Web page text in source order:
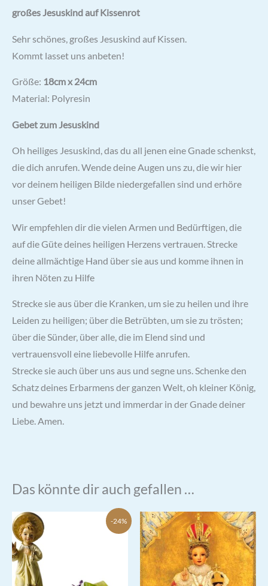
großes Jesuskind auf Kissenrot
Sehr schönes, großes Jesuskind auf Kissen.
Kommt lasset uns anbeten!
Größe: 18cm x 24cm
Material: Polyresin
Gebet zum Jesuskind
Oh heiliges Jesuskind, das du all jenen eine Gnade schenkst,
die dich anrufen. Wende deine Augen uns zu, die wir hier
vor deinem heiligen Bilde niedergefallen sind und erhöre
unser Gebet!
Wir empfehlen dir die vielen Armen und Bedürftigen, die
auf die Güte deines heiligen Herzens vertrauen. Strecke
deine allmächtige Hand über sie aus und komme ihnen in
ihren Nöten zu Hilfe
Strecke sie aus über die Kranken, um sie zu heilen und ihre
Leiden zu heiligen; über die Betrübten, um sie zu trösten;
über die Sünder, über alle, die im Elend sind und
vertrauensvoll eine liebevolle Hilfe anrufen.
Strecke sie auch über uns aus und segne uns. Schenke den
Schatz deines Erbarmens der ganzen Welt, oh kleiner König,
und bewahre uns jetzt und immerdar in der Gnade deiner
Liebe. Amen.
Das könnte dir auch gefallen …
-24%